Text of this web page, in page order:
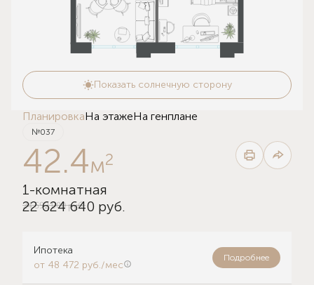
Показать солнечную сторону
ПланировкаНа этажеНа генплане
№037
42.4м2
1-комнатная
24 592 000 руб.
22 624 640 руб.
Ипотека
от 48 472 руб./мес
Подробнее